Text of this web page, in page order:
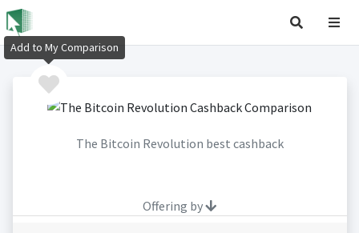
The Bitcoin Revolution best cashback
Offering by
Add to My Comparison